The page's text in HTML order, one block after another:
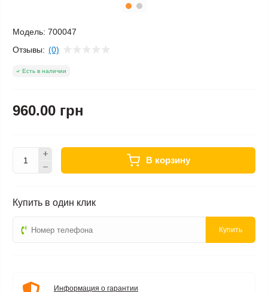
Модель: 700047
Отзывы: (0)
Есть в наличии
960.00 грн
В корзину
Купить в один клик
Купить
Информация о гарантии